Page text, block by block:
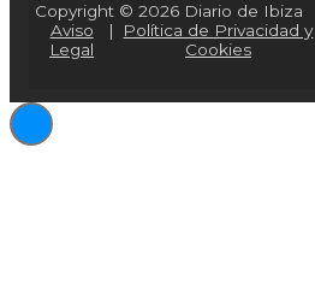
Copyright © 2026 Diario de Ibiza
Aviso
Legal
|
Política de Privacidad y
Cookies